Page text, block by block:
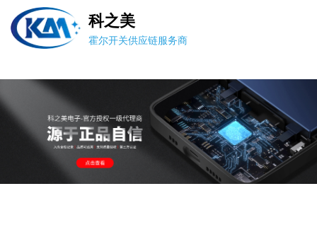
科之美
霍尔开关供应链服务商